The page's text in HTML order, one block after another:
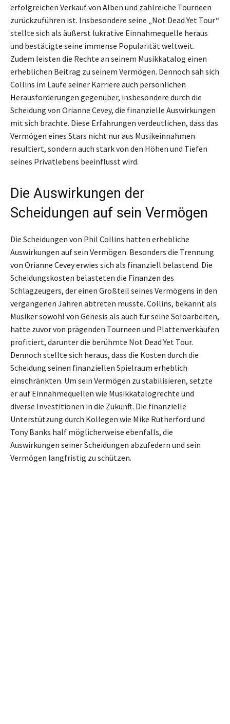
erfolgreichen Verkauf von Alben und zahlreiche Tourneen
zurückzuführen ist. Insbesondere seine „Not Dead Yet Tour“
stellte sich als äußerst lukrative Einnahmequelle heraus
und bestätigte seine immense Popularität weltweit.
Zudem leisten die Rechte an seinem Musikkatalog einen
erheblichen Beitrag zu seinem Vermögen. Dennoch sah sich
Collins im Laufe seiner Karriere auch persönlichen
Herausforderungen gegenüber, insbesondere durch die
Scheidung von Orianne Cevey, die finanzielle Auswirkungen
mit sich brachte. Diese Erfahrungen verdeutlichen, dass das
Vermögen eines Stars nicht nur aus Musikeinnahmen
resultiert, sondern auch stark von den Höhen und Tiefen
seines Privatlebens beeinflusst wird.
Die Auswirkungen der
Scheidungen auf sein Vermögen
Die Scheidungen von Phil Collins hatten erhebliche
Auswirkungen auf sein Vermögen. Besonders die Trennung
von Orianne Cevey erwies sich als finanziell belastend. Die
Scheidungskosten belasteten die Finanzen des
Schlagzeugers, der einen Großteil seines Vermögens in den
vergangenen Jahren abtreten musste. Collins, bekannt als
Musiker sowohl von Genesis als auch für seine Soloarbeiten,
hatte zuvor von prägenden Tourneen und Plattenverkäufen
profitiert, darunter die berühmte Not Dead Yet Tour.
Dennoch stellte sich heraus, dass die Kosten durch die
Scheidung seinen finanziellen Spielraum erheblich
einschränkten. Um sein Vermögen zu stabilisieren, setzte
er auf Einnahmequellen wie Musikkatalogrechte und
diverse Investitionen in die Zukunft. Die finanzielle
Unterstützung durch Kollegen wie Mike Rutherford und
Tony Banks half möglicherweise ebenfalls, die
Auswirkungen seiner Scheidungen abzufedern und sein
Vermögen langfristig zu schützen.